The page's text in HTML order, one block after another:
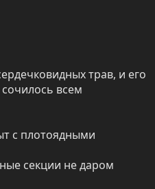
трав, и его
всем
с плотоядными
секции не даром